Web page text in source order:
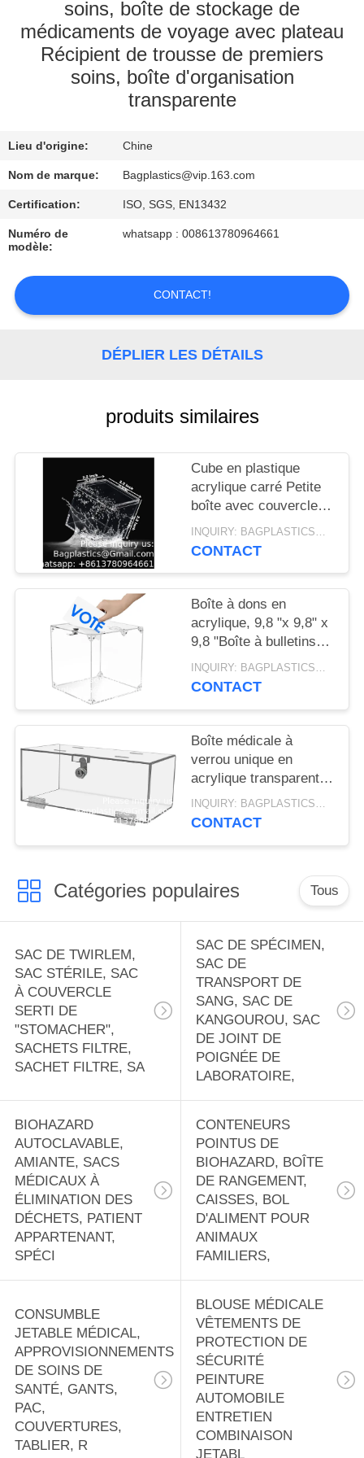
CONTRÔLE
QUALITÉ
DEMANDEZ
UNE
soins, boîte de stockage de
médicaments de voyage avec plateau
Récipient de trousse de premiers
soins, boîte d'organisation
transparente
Lieu d'origine: Chine
Nom de marque: Bagplastics@vip.163.com
Certification: ISO, SGS, EN13432
Numéro de
modèle:
whatsapp : 008613780964661
CONTACT!
DÉPLIER LES DÉTAILS
produits similaires
Cube en plastique
acrylique carré Petite
boîte avec couvercle
Boîtes de rangement
décoratives Jeuillerie
INQUIRY: BAGPLASTICS@GMAIL.COM MOQ:WHATSAPP : 008613780964661
CONTACT
Boîte à dons en
acrylique, 9,8 "x 9,8" x
9,8 "Boîte à bulletins
de vote, boîte à
suggestions avec
argent clair
INQUIRY: BAGPLASTICS@GMAIL.COM MOQ:WHATSAPP : 008613780964661
CONTACT
Boîte médicale à
verrou unique en
acrylique transparente
avec clés, 13" x 6,5" x
5,5" Médium pour le
INQUIRY: BAGPLASTICS@GMAIL.COM MOQ:WHATSAPP : 008613780964661
CONTACT
Catégories populaires Tous
SAC DE TWIRLEM,
SAC STÉRILE, SAC
À COUVERCLE
SERTI DE
"STOMACHER",
SACHETS FILTRE,
SACHET FILTRE, SA
SAC DE SPÉCIMEN,
SAC DE
TRANSPORT DE
SANG, SAC DE
KANGOUROU, SAC
DE JOINT DE
POIGNÉE DE
LABORATOIRE,
BIOHAZARD
AUTOCLAVABLE,
AMIANTE, SACS
MÉDICAUX À
ÉLIMINATION DES
DÉCHETS, PATIENT
APPARTENANT,
SPÉCI
CONTENEURS
POINTUS DE
BIOHAZARD, BOÎTE
DE RANGEMENT,
CAISSES, BOL
D'ALIMENT POUR
ANIMAUX
FAMILIERS,
CONSUMBLE
JETABLE MÉDICAL,
APPROVISIONNEMENTS
DE SOINS DE
SANTÉ, GANTS,
PAC,
COUVERTURES,
TABLIER, R
BLOUSE MÉDICALE
VÊTEMENTS DE
PROTECTION DE
SÉCURITÉ
PEINTURE
AUTOMOBILE
ENTRETIEN
COMBINAISON
JETABL